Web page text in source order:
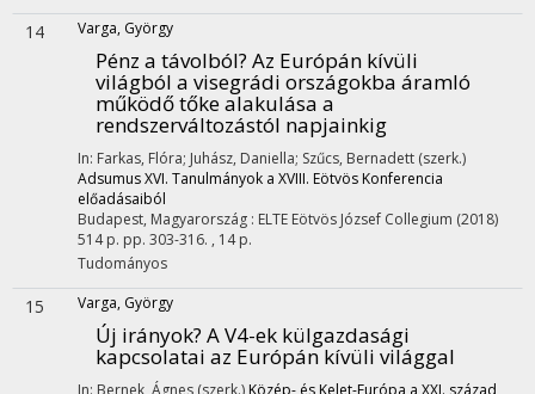
14 Varga, György
Pénz a távolból? Az Európán kívüli
világból a visegrádi országokba áramló
működő tőke alakulása a
rendszerváltozástól napjainkig
In: Farkas, Flóra; Juhász, Daniella; Szűcs, Bernadett (szerk.)
Adsumus XVI. Tanulmányok a XVIII. Eötvös Konferencia
előadásaiból
Budapest, Magyarország : ELTE Eötvös József Collegium (2018)
514 p. pp. 303-316. , 14 p.
Tudományos
15 Varga, György
Új irányok? A V4-ek külgazdasági
kapcsolatai az Európán kívüli világgal
In: Bernek, Ágnes (szerk.) Közép- és Kelet-Európa a XXI. század